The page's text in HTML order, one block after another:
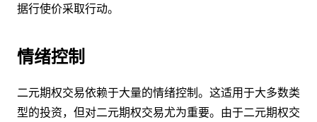
据行使价采取行动。
情绪控制
二元期权交易依赖于大量的情绪控制。这适用于大多数类
型的投资，但对二元期权交易尤为重要。由于二元期权交